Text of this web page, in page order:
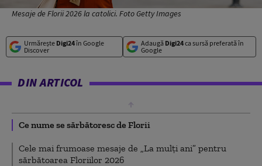
Mesaje de Florii 2026 la catolici. Foto Getty Images
Urmărește Digi24în Google
Discover
Adaugă Digi24ca sursă preferată în
Google
DIN ARTICOL
Ce nume se sărbătoresc de Florii
Cele mai frumoase mesaje de „La mulți ani” pentru
sărbătoarea Floriilor 2026